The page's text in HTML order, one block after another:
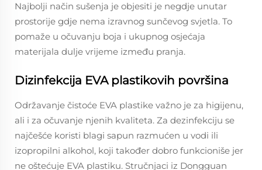
Najbolji način sušenja je objesiti je negdje unutar
prostorije gdje nema izravnog sunčevog svjetla. To
pomaže u očuvanju boja i ukupnog osjećaja
materijala dulje vrijeme između pranja.
Dizinfekcija EVA plastikovih površina
Održavanje čistoće EVA plastike važno je za higijenu,
ali i za očuvanje njenih kvaliteta. Za dezinfekciju se
najčešće koristi blagi sapun razmućen u vodi ili
izopropilni alkohol, koji također dobro funkcioniše jer
ne oštećuje EVA plastiku. Stručnjaci iz Dongguan